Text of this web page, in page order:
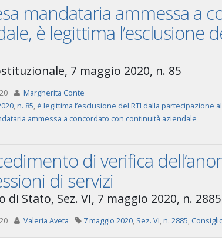
mandataria ammessa a
è legittima l’esclusione
7 maggio 2020, n. 85
Margherita Conte
,n. 85, è legittima l’esclusione del RTI dalla partecipazione
ammessa a concordato con continuità aziendale
di verifica
di servizi
di Stato, Sez. VI, 7 maggio 2020, n. 2885
Valeria Aveta 7 maggio 2020, Sez. VI,n. 2885,